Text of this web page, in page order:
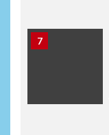
7